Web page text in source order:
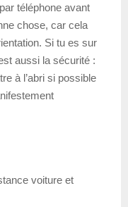
téléphone avant
chose, car cela
Si tu es sur
aussi la sécurité :
à l’abri si possible
voiture et